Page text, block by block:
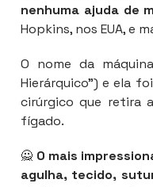
nenhuma ajuda de
Hopkins, nos EUA, e
O nome da
Hierárquico”) e ela
cirúrgico que retira
fígado.
🙅 O mais
agulha, tecido,